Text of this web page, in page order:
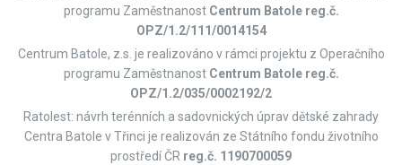
programu Zaměstnanost Centrum Batole reg.č.
OPZ/1.2/111/0014154
Centrum Batole, z.s. je realizováno v rámci projektu z Operačního
programu Zaměstnanost Centrum Batole reg.č.
OPZ/1.2/035/0002192/2
Ratolest: návrh terénních a sadovnických úprav dětské zahrady
Centra Batole v Třinci je realizován ze Státního fondu životního
prostředí ČR reg.č. 1190700059